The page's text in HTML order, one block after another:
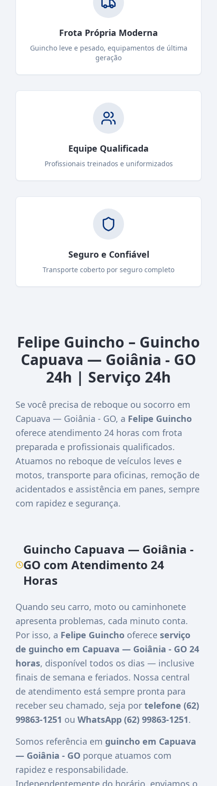
Frota Própria Moderna
Guincho leve e pesado, equipamentos de última
geração
Equipe Qualificada
Profissionais treinados e uniformizados
Seguro e Confiável
Transporte coberto por seguro completo
Felipe Guincho – Guincho
Capuava — Goiânia - GO
24h | Serviço 24h
Se você precisa de reboque ou socorro em
Capuava — Goiânia - GO, a Felipe Guincho
oferece atendimento 24 horas com frota
preparada e profissionais qualificados.
Atuamos no reboque de veículos leves e
motos, transporte para oficinas, remoção de
acidentados e assistência em panes, sempre
com rapidez e segurança.
Guincho Capuava — Goiânia -
GO com Atendimento 24
Horas
Quando seu carro, moto ou caminhonete
apresenta problemas, cada minuto conta.
Por isso, a Felipe Guincho oferece serviço
de guincho em Capuava — Goiânia - GO 24
horas, disponível todos os dias — inclusive
finais de semana e feriados. Nossa central
de atendimento está sempre pronta para
receber seu chamado, seja por telefone (62)
99863-1251 ou WhatsApp (62) 99863-1251.
Somos referência em guincho em Capuava
— Goiânia - GO porque atuamos com
rapidez e responsabilidade.
Independentemente do horário, enviamos o